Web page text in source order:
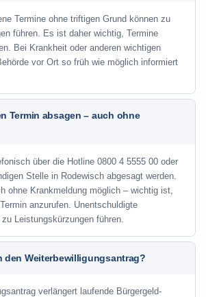
Termine ohne triftigen Grund können zu
führen. Es ist daher wichtig, Termine
Bei Krankheit oder anderen wichtigen
vor Ort so früh wie möglich informiert
Termin absagen – auch ohne
über die Hotline 0800 4 5555 00 oder
Stelle in Rodewisch abgesagt werden.
ohne Krankmeldung möglich – wichtig ist,
anzurufen. Unentschuldigte
Leistungskürzungen führen.
den Weiterbewilligungsantrag?
verlängert laufende Bürgergeld-